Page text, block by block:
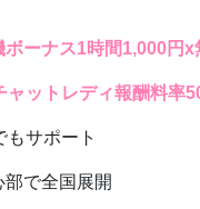
ーナス1時間1,000円x
ャットレディ報酬料率
サポート
で全国展開